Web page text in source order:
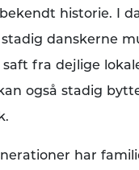
historie. I
danskerne
fra dejlige
også stadig
har